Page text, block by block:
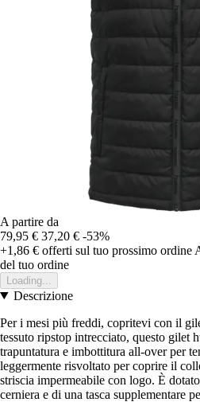
A partire da
79,95 € 37,20 € -53%
+1,86 € offerti sul tuo prossimo ordine
del tuo ordine
Loading...
Descrizione
Per i mesi più freddi, copritevi con il
tessuto ripstop intrecciato, questo gilet
trapuntatura e imbottitura all-over per
leggermente risvoltato per coprire il
striscia impermeabile con logo. È
cerniera e di una tasca supplementare